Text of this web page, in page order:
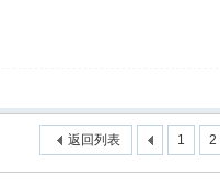
1 2
返回列表